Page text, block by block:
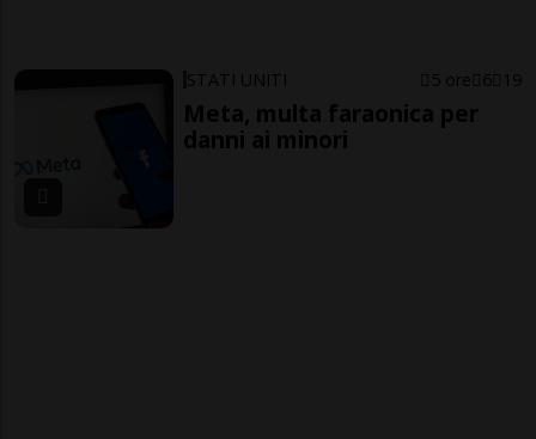
STATI UNITI 5 ore 6 19
Meta, multa faraonica per
danni ai minori